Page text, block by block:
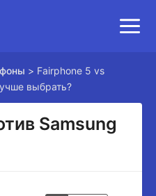
> Fairphone 5 vs
выбрать?
Samsung